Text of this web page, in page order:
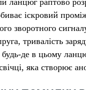
ланцюг раптово
іскровий
зворотного
тривалість
будь-де в цьому
яка створює